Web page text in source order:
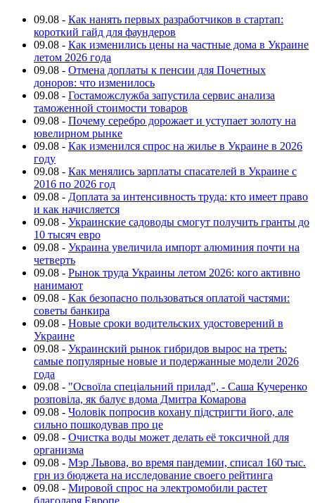
09.08 - Как нанять первых разработчиков в стартап:
короткий гайд для фаундеров
09.08 - Как изменились цены на частные дома в Украине
летом 2026 года
09.08 - Отмена доплаты к пенсии для Почетных
доноров: что изменилось
09.08 - Гостаможслужба запустила сервис анализа
таможенной стоимости товаров
09.08 - Почему серебро дорожает и уступает золоту на
ювелирном рынке
09.08 - Как изменился спрос на жилье в Украине в 2026
году
09.08 - Как менялись зарплаты спасателей в Украине с
2016 по 2026 год
09.08 - Доплата за интенсивность труда: кто имеет право
и как начисляется
09.08 - Украинские садоводы смогут получить гранты до
10 тысяч евро
09.08 - Украина увеличила импорт алюминия почти на
четверть
09.08 - Рынок труда Украины летом 2026: кого активно
нанимают
09.08 - Как безопасно пользоваться оплатой частями:
советы банкира
09.08 - Новые сроки водительских удостоверений в
Украине
09.08 - Украинский рынок гибридов вырос на треть:
самые популярные новые и подержанные модели 2026
года
09.08 - "Освоїла спеціальний прилад", - Саша Кучеренко
розповіла, як балує вдома Дмитра Комарова
09.08 - Чоловік попросив кохану підстригти його, але
сильно пошкодував про це
09.08 - Очистка воды может делать её токсичной для
организма
09.08 - Мэр Львова, во время пандемии, списал 160 тыс.
грн из бюджета на исследование своего рейтинга
09.08 - Мировой спрос на электромобили растет
благодаря Европе